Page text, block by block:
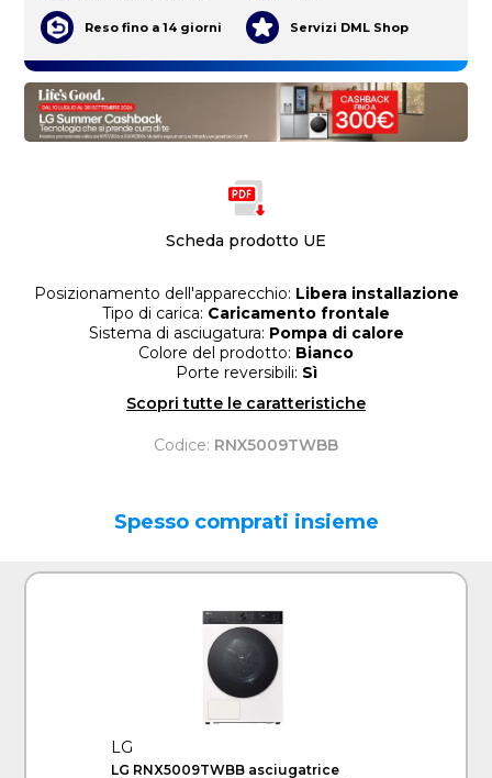
Scheda prodotto UE
Posizionamento dell'apparecchio: Libera installazione
Tipo di carica: Caricamento frontale
Sistema di asciugatura: Pompa di calore
Colore del prodotto: Bianco
Porte reversibili: Sì
Scopri tutte le caratteristiche
Codice: RNX5009TWBB
Reso fino a 14 giorni Servizi DML Shop
Spesso comprati insieme
LG
LG RNX5009TWBB asciugatrice